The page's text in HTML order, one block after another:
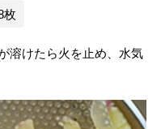
枚
溶けたら火を止め、水気